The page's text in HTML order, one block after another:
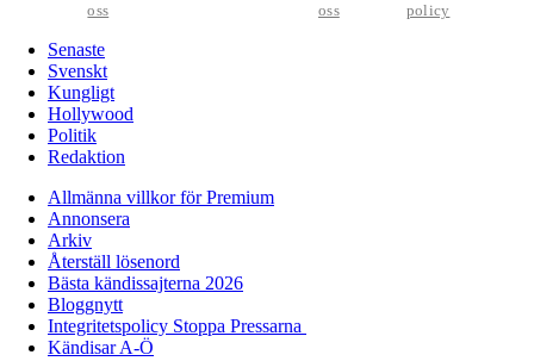
oss
oss
policy
Senaste
Svenskt
Kungligt
Hollywood
Politik
Redaktion
Allmänna villkor för Premium
Annonsera
Arkiv
Återställ lösenord
Bästa kändissajterna 2026
Bloggnytt
Integritetspolicy Stoppa Pressarna
Kändisar A-Ö